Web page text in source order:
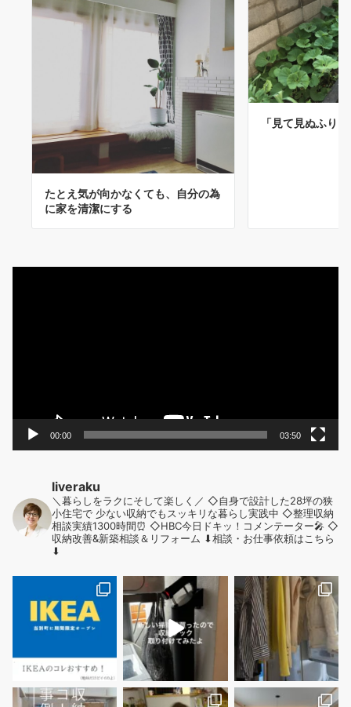
たとえ気が向かなくても、自分の為
に家を清潔にする
「見て見ぬふり
00:00 03:50
liveraku
＼暮らしをラクにそして楽しく／ ◇自身で設計した28坪の狭
小住宅で 少ない収納でもスッキリな暮らし実践中 ◇整理収納
相談実績1300時間⏰ ◇HBC今日ドキッ！コメンテーター🎤 ◇
収納改善&新築相談＆リフォーム ⬇︎相談・お仕事依頼はこちら
⬇︎